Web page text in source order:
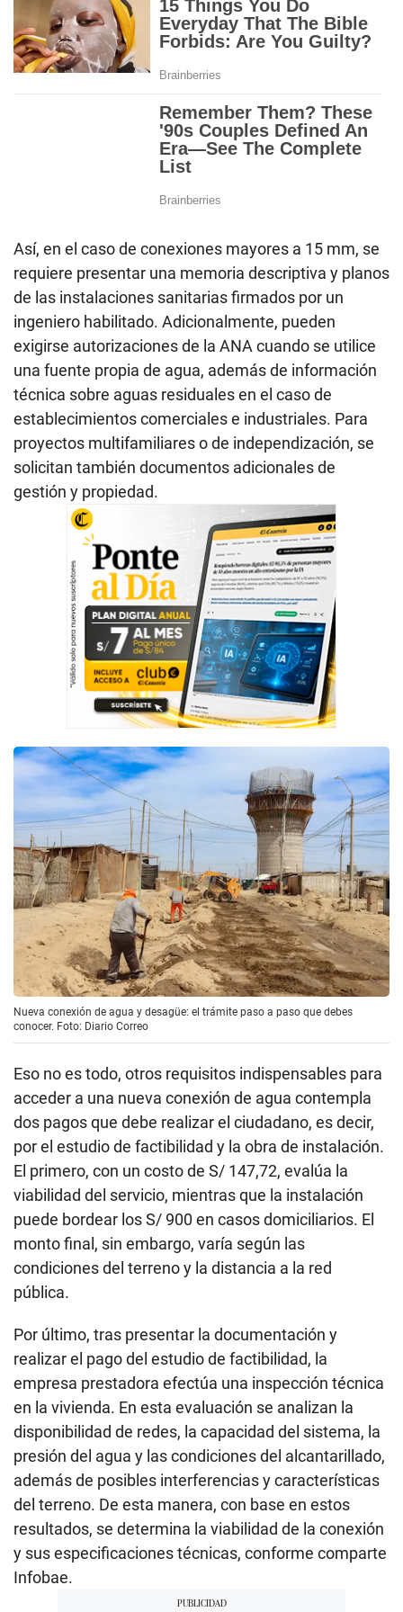
Así, en el caso de conexiones mayores a 15 mm, se
requiere presentar una memoria descriptiva y planos
de las instalaciones sanitarias firmados por un
ingeniero habilitado. Adicionalmente, pueden
exigirse autorizaciones de la ANA cuando se utilice
una fuente propia de agua, además de información
técnica sobre aguas residuales en el caso de
establecimientos comerciales e industriales. Para
proyectos multifamiliares o de independización, se
solicitan también documentos adicionales de
gestión y propiedad.
Nueva conexión de agua y desagüe: el trámite paso a paso que debes
conocer. Foto: Diario Correo
Eso no es todo, otros requisitos indispensables para
acceder a una nueva conexión de agua contempla
dos pagos que debe realizar el ciudadano, es decir,
por el estudio de factibilidad y la obra de instalación.
El primero, con un costo de S/ 147,72, evalúa la
viabilidad del servicio, mientras que la instalación
puede bordear los S/ 900 en casos domiciliarios. El
monto final, sin embargo, varía según las
condiciones del terreno y la distancia a la red
pública.
Por último, tras presentar la documentación y
realizar el pago del estudio de factibilidad, la
empresa prestadora efectúa una inspección técnica
en la vivienda. En esta evaluación se analizan la
disponibilidad de redes, la capacidad del sistema, la
presión del agua y las condiciones del alcantarillado,
además de posibles interferencias y características
del terreno. De esta manera, con base en estos
resultados, se determina la viabilidad de la conexión
y sus especificaciones técnicas, conforme comparte
Infobae.